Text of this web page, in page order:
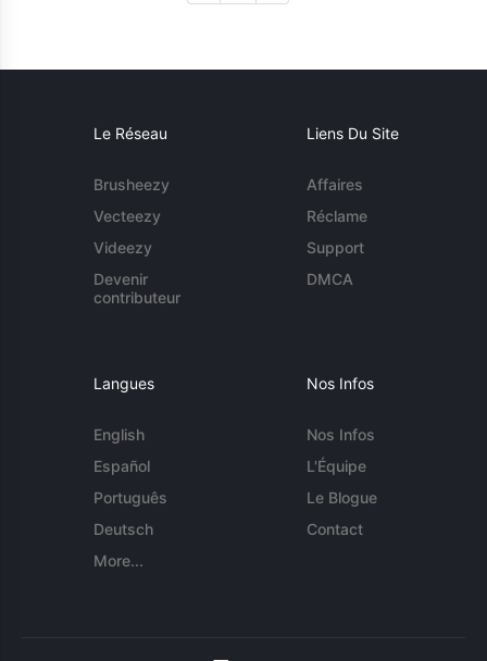
Le Réseau
Brusheezy
Vecteezy
Videezy
Devenir
contributeur
Liens Du Site
Affaires
Réclame
Support
DMCA
Langues
English
Español
Português
Deutsch
More...
Nos Infos
Nos Infos
L'Équipe
Le Blogue
Contact